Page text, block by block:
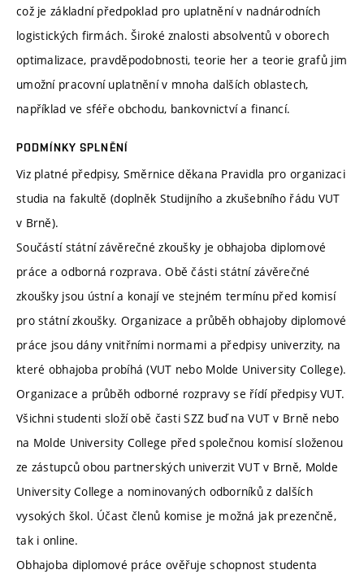
což je základní předpoklad pro uplatnění v nadnárodních
logistických firmách. Široké znalosti absolventů v oborech
optimalizace, pravděpodobnosti, teorie her a teorie grafů jim
umožní pracovní uplatnění v mnoha dalších oblastech,
například ve sféře obchodu, bankovnictví a financí.
PODMÍNKY SPLNĚNÍ
Viz platné předpisy, Směrnice děkana Pravidla pro organizaci
studia na fakultě (doplněk Studijního a zkušebního řádu VUT
v Brně).
Součástí státní závěrečné zkoušky je obhajoba diplomové
práce a odborná rozprava. Obě části státní závěrečné
zkoušky jsou ústní a konají ve stejném termínu před komisí
pro státní zkoušky. Organizace a průběh obhajoby diplomové
práce jsou dány vnitřními normami a předpisy univerzity, na
které obhajoba probíhá (VUT nebo Molde University College).
Organizace a průběh odborné rozpravy se řídí předpisy VUT.
Všichni studenti složí obě časti SZZ buď na VUT v Brně nebo
na Molde University College před společnou komisí složenou
ze zástupců obou partnerských univerzit VUT v Brně, Molde
University College a nominovaných odborníků z dalších
vysokých škol. Účast členů komise je možná jak prezenčně,
tak i online.
Obhajoba diplomové práce ověřuje schopnost studenta